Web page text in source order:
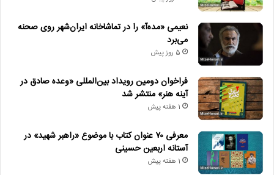
نعیمی «مده‌آ» را در تماشاخانه ایران‌شهر روی صحنه
می‌برد
5 روز پیش
فراخوان دومین رویداد بین‌المللی «وعده صادق در
آینه هنر» منتشر شد
1 هفته پیش
معرفی ۷۰ عنوان کتاب با موضوع «راهبر شهید» در
آستانه اربعین حسینی
1 هفته پیش